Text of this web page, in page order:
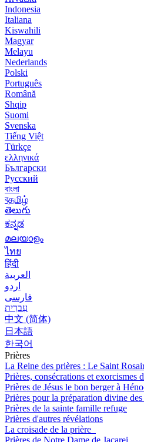
Indonesia
Italiana
Kiswahili
Magyar
Melayu
Nederlands
Polski
Português
Română
Shqip
Suomi
Svenska
Tiếng Việt
Türkçe
ελληνικά
Български
Русский
বাংলা
বதமிழ்
తెలుగు
ಕನ್ನಡ
മലയാളം
ไทย
हिंदी
العربية
اردو
فارسی
עִברִית
中文 (简体)
日本語
한국어
Prières
La Reine des prières : Le Saint
Prières, consécrations et exorcismes
Prières de Jésus le bon berger à
Prières pour la préparation divine
Prières de la sainte famille refuge
Prières d'autres révélations
La croisade de la prière
Prières de Notre Dame de Jacarei